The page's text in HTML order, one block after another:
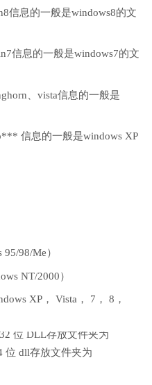
信息的一般是windows8的文
信息的一般是windows7的文
、vista信息的一般是
信息的一般是windows XP
98/Me）
NT/2000）
XP， Vista， 7， 8，
位 DLL存放文件夹为
位 dll存放文件夹为